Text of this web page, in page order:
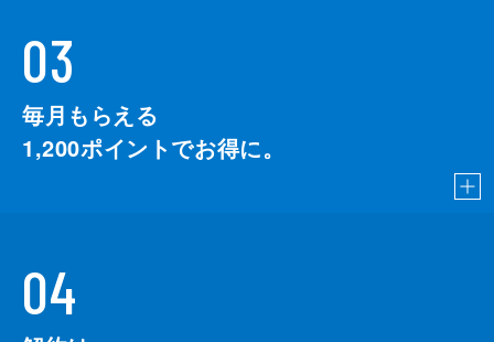
03
毎月もらえる
1,200ポイントでお得に。
04